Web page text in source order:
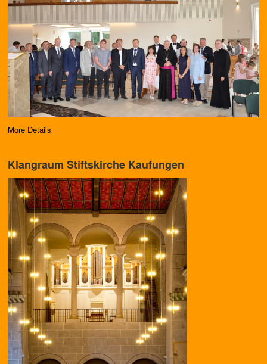
More Details
Klangraum Stiftskirche Kaufungen